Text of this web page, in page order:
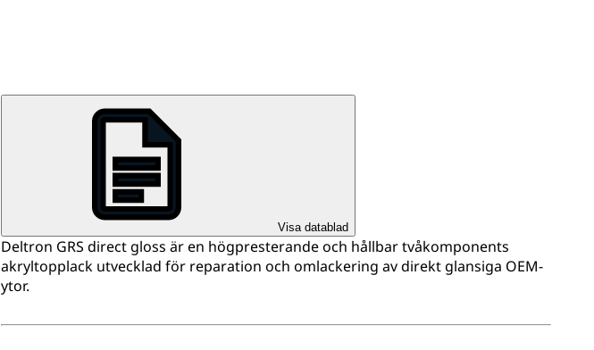
Visa datablad
Deltron GRS direct gloss är en högpresterande och hållbar tvåkomponents
akryltopplack utvecklad för reparation och omlackering av direkt glansiga OEM-
ytor.